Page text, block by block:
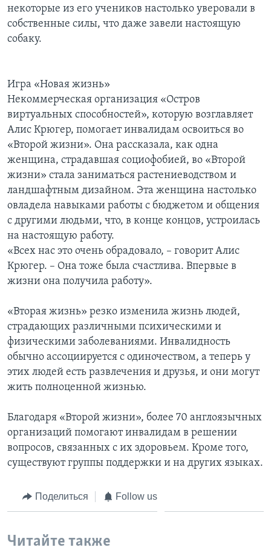
некоторые из его учеников настолько уверовали в
собственные силы, что даже завели настоящую
собаку.
Игра «Новая жизнь»
Некоммерческая организация «Остров
виртуальных способностей», которую возглавляет
Алис Крюгер, помогает инвалидам освоиться во
«Второй жизни». Она рассказала, как одна
женщина, страдавшая социофобией, во «Второй
жизни» стала заниматься растениеводством и
ландшафтным дизайном. Эта женщина настолько
овладела навыками работы с бюджетом и общения
с другими людьми, что, в конце концов, устроилась
на настоящую работу.
«Всех нас это очень обрадовало, – говорит Алис
Крюгер. – Она тоже была счастлива. Впервые в
жизни она получила работу».
«Вторая жизнь» резко изменила жизнь людей,
страдающих различными психическими и
физическими заболеваниями. Инвалидность
обычно ассоциируется с одиночеством, а теперь у
этих людей есть развлечения и друзья, и они могут
жить полноценной жизнью.
Благодаря «Второй жизни», более 70 англоязычных
организаций помогают инвалидам в решении
вопросов, связанных с их здоровьем. Кроме того,
существуют группы поддержки и на других языках.
Поделиться Follow us
Читайте также